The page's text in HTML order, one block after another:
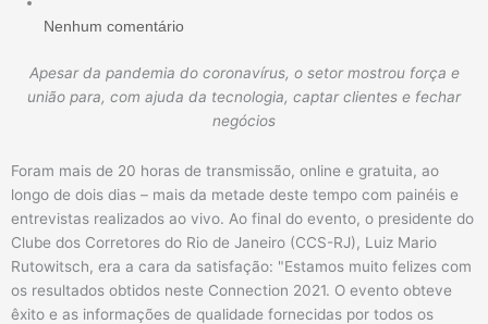
Nenhum comentário
Apesar da pandemia do coronavírus, o setor mostrou força e
união para, com ajuda da tecnologia, captar clientes e fechar
negócios
Foram mais de 20 horas de transmissão, online e gratuita, ao
longo de dois dias – mais da metade deste tempo com painéis e
entrevistas realizados ao vivo. Ao final do evento, o presidente do
Clube dos Corretores do Rio de Janeiro (CCS-RJ), Luiz Mario
Rutowitsch, era a cara da satisfação: "Estamos muito felizes com
os resultados obtidos neste Connection 2021. O evento obteve
êxito e as informações de qualidade fornecidas por todos os